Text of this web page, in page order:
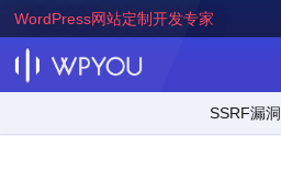
WordPress网站定制开发专家
SSRF漏洞